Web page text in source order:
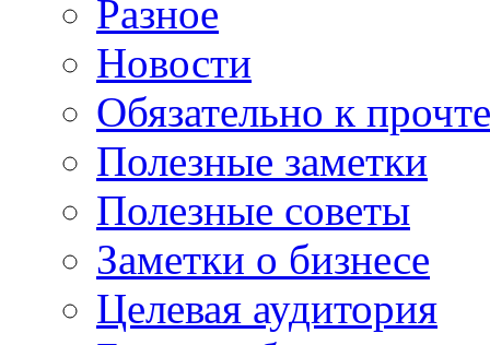
Разное
Новости
Обязательно к
Полезные заметки
Полезные советы
Заметки о бизнесе
Целевая аудитория